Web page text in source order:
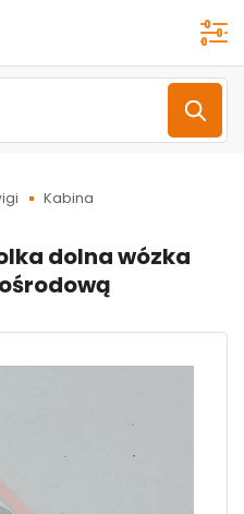
Kabina
dolna wózka